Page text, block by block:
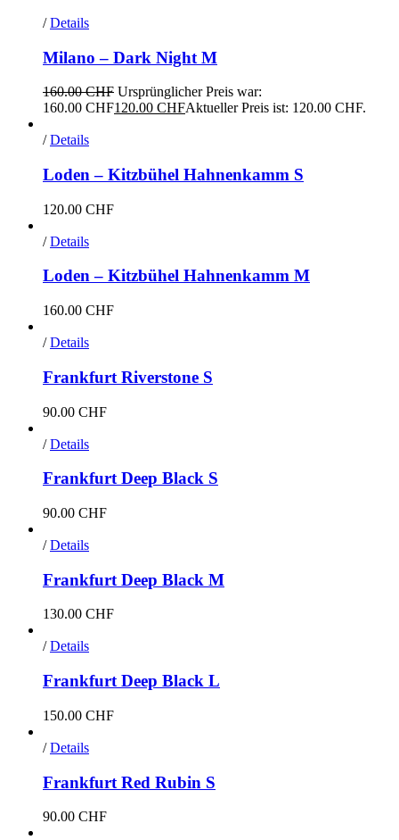
/ Details
Milano – Dark Night M
160.00CHF Ursprünglicher Preis war:
160.00 CHF120.00 CHFAktueller Preis ist: 120.00 CHF.
/ Details
Loden – Kitzbühel Hahnenkamm S
120.00 CHF
/ Details
Loden – Kitzbühel Hahnenkamm M
160.00 CHF
/ Details
Frankfurt Riverstone S
90.00 CHF
/ Details
Frankfurt Deep Black S
90.00 CHF
/ Details
Frankfurt Deep Black M
130.00 CHF
/ Details
Frankfurt Deep Black L
150.00 CHF
/ Details
Frankfurt Red Rubin S
90.00 CHF